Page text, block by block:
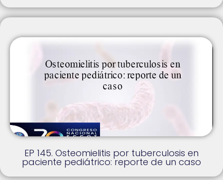
EP 145. Osteomielitis por tuberculosis en
paciente pediátrico: reporte de un caso